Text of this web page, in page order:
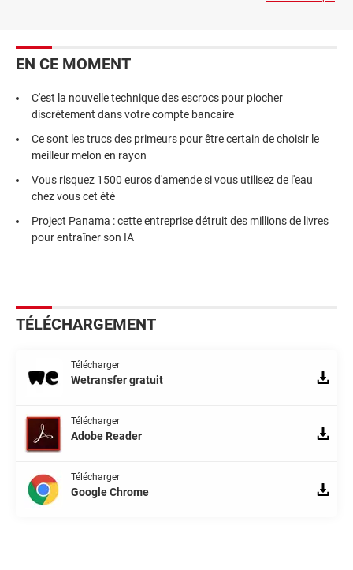
EN CE MOMENT
C'est la nouvelle technique des escrocs pour piocher
discrètement dans votre compte bancaire
Ce sont les trucs des primeurs pour être certain de choisir le
meilleur melon en rayon
Vous risquez 1500 euros d'amende si vous utilisez de l'eau
chez vous cet été
Project Panama : cette entreprise détruit des millions de livres
pour entraîner son IA
TÉLÉCHARGEMENT
Télécharger
Wetransfer gratuit
Télécharger
Adobe Reader
Télécharger
Google Chrome